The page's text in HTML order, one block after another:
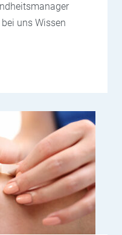
uns Wissen